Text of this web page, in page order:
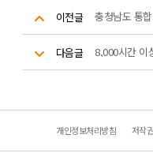
이전글
다음글
개인정보처리방침 저작